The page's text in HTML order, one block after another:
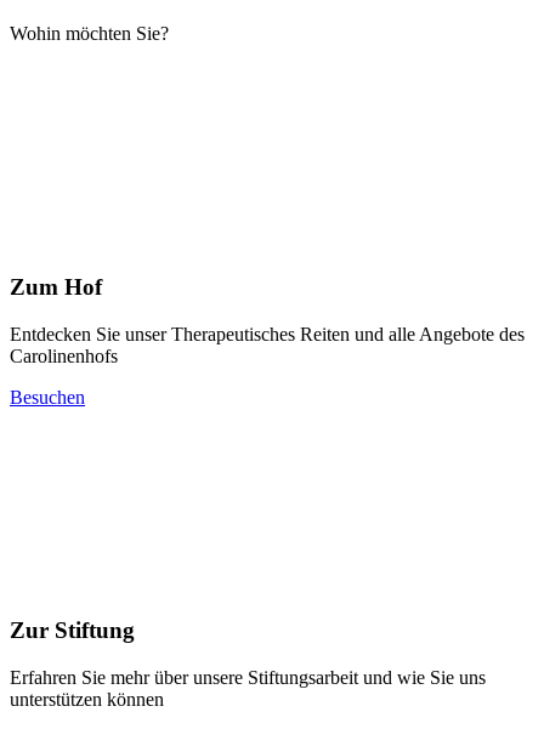
Wohin möchten Sie?
Zum Hof
Entdecken Sie unser Therapeutisches Reiten und alle Angebote des
Carolinenhofs
Besuchen
Zur Stiftung
Erfahren Sie mehr über unsere Stiftungsarbeit und wie Sie uns
unterstützen können